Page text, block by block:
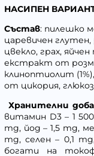
НАСИПЕН
Състав: пилешко
царевичен
цвекло, грах,
екстракт от
клиноптиолит
от цикория,
Хранителни
витамин D3 – 1
mg, йод – 1,5 mg,
mg, селен – 0,1
богати на